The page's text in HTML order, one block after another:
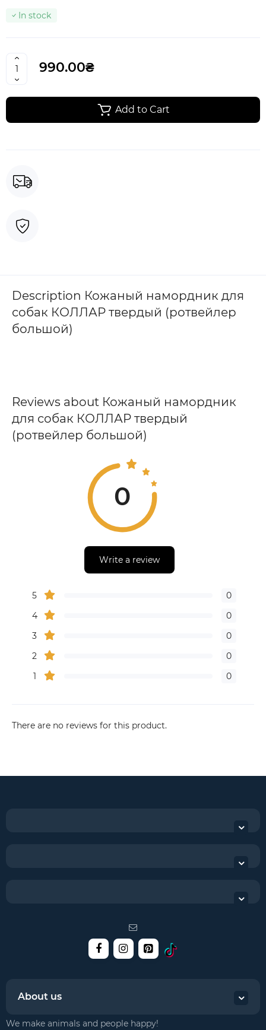
In stock
990.00₴
Add to Cart
Description Кожаный намордник для
собак КОЛЛАР твердый (ротвейлер
большой)
Reviews about Кожаный намордник
для собак КОЛЛАР твердый
(ротвейлер большой)
0
Write a review
5
0
4
0
3
0
2
0
1
0
There are no reviews for this product.
About us
We make animals and people happy!